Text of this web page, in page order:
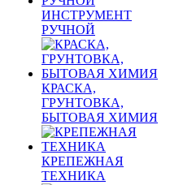
ИНСТРУМЕНТ
РУЧНОЙ
КРАСКА,
ГРУНТОВКА,
БЫТОВАЯ ХИМИЯ
КРЕПЕЖНАЯ
ТЕХНИКА